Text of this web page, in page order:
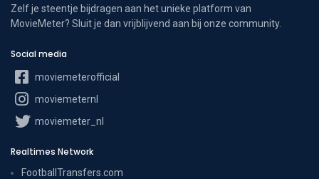
Zelf je steentje bijdragen aan het unieke platform van
MovieMeter? Sluit je dan vrijblijvend aan bij onze community.
Social media
moviemeterofficial
moviemeternl
moviemeter_nl
Realtimes Network
FootballTransfers.com